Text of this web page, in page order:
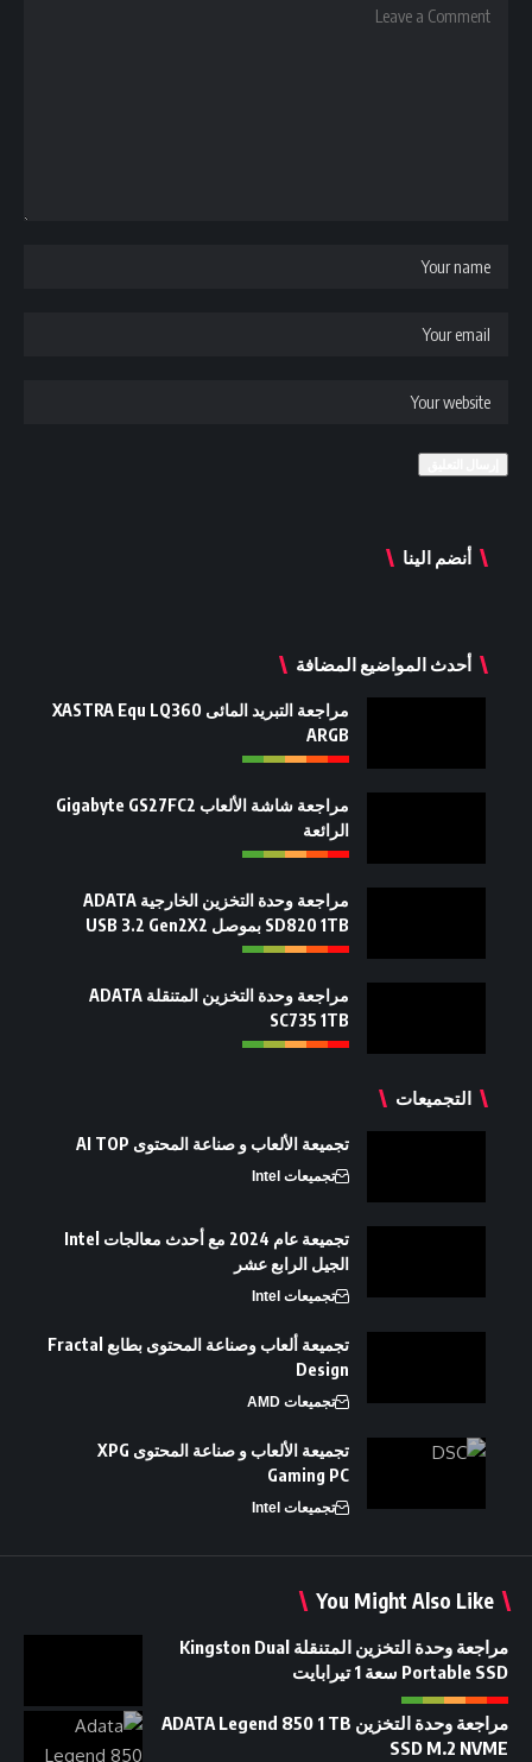
أنضم الينا
أحدث المواضيع المضافة
مراجعة التبريد المائى XASTRA Equ LQ360
ARGB
مراجعة شاشة الألعاب Gigabyte GS27FC2
الرائعة
مراجعة وحدة التخزين الخارجية ADATA
SD820 1TB بموصل USB 3.2 Gen2X2
مراجعة وحدة التخزين المتنقلة ADATA
SC735 1TB
التجميعات
تجميعة الألعاب و صناعة المحتوى AI TOP
تجميعات Intel
تجميعة عام 2024 مع أحدث معالجات Intel
الجيل الرابع عشر
تجميعات Intel
تجميعة ألعاب وصناعة المحتوى بطابع Fractal
Design
تجميعات AMD
تجميعة الألعاب و صناعة المحتوى XPG
Gaming PC
تجميعات Intel
You Might Also Like
مراجعة وحدة التخزين المتنقلة Kingston Dual
Portable SSD سعة 1 تيرابايت
مراجعة وحدة التخزين ADATA Legend 850 1 TB
SSD M.2 NVME